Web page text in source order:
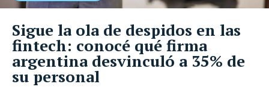
Sigue la ola de despidos en las
fintech: conocé qué firma
argentina desvinculó a 35% de
su personal